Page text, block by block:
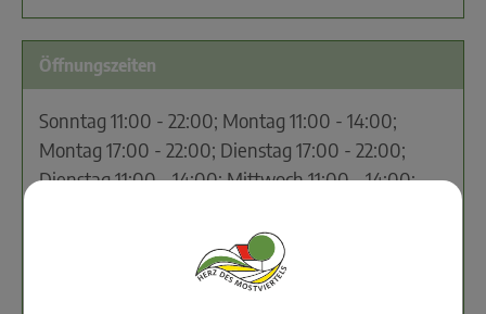
Öffnungszeiten
Sonntag 11:00 - 22:00; Montag 11:00 - 14:00;
Montag 17:00 - 22:00; Dienstag 17:00 - 22:00;
Dienstag 11:00 - 14:00; Mittwoch 11:00 - 14:00;
Donnerstag 11:00 - 14:00; Freitag 11:00 - 14:00;
Freitag 17:00 - 22:00; Samstag 11:00 - 22:00;
07.07.2026 00:00 - 23:59 (gesperrt); 08.07.2026